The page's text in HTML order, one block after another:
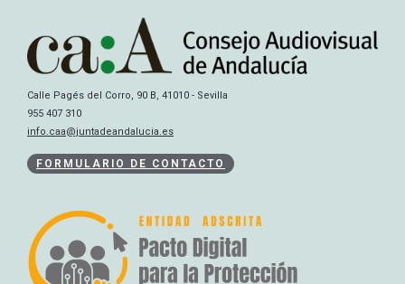
Calle Pagés del Corro, 90 B, 41010 - Sevilla
955 407 310
info.caa@juntadeandalucia.es
FORMULARIO DE CONTACTO